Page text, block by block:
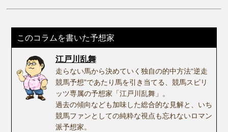
このコラムを書いた予想家
江戸川乱舞
走らない馬から決めていく独自の的中方法“逆走
競馬予想”であたり馬を引き当てる、競馬スピリ
ッツ専属の予想家「江戸川乱舞」。
過去の傾向なども加味した総合的な見解と、いち
競馬ファンとしての純粋な視点も忘れないロマン
派予想家。